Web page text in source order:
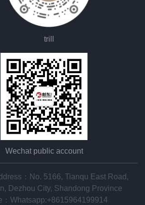
trill
Wechat public account
：No. 5166, Tianqu East Road,
Dezhou City, Shandong Province
Whatsapp:+8615964199914